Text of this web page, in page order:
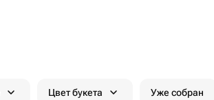
Цвет букета Уже собран